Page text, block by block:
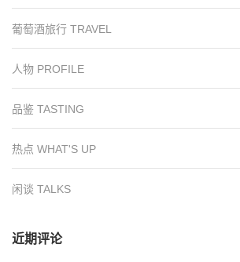
葡萄酒旅行 TRAVEL
人物 PROFILE
品鉴 TASTING
热点 WHAT'S UP
闲谈 TALKS
近期评论